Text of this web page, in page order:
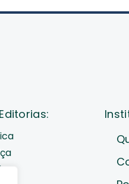
Editorias: